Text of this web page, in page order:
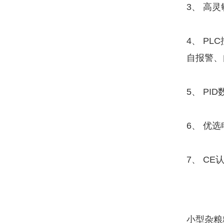
3、 高灵
4、 PLC
自报警
5、 PID
6、 优选
7、 CE
小型杂